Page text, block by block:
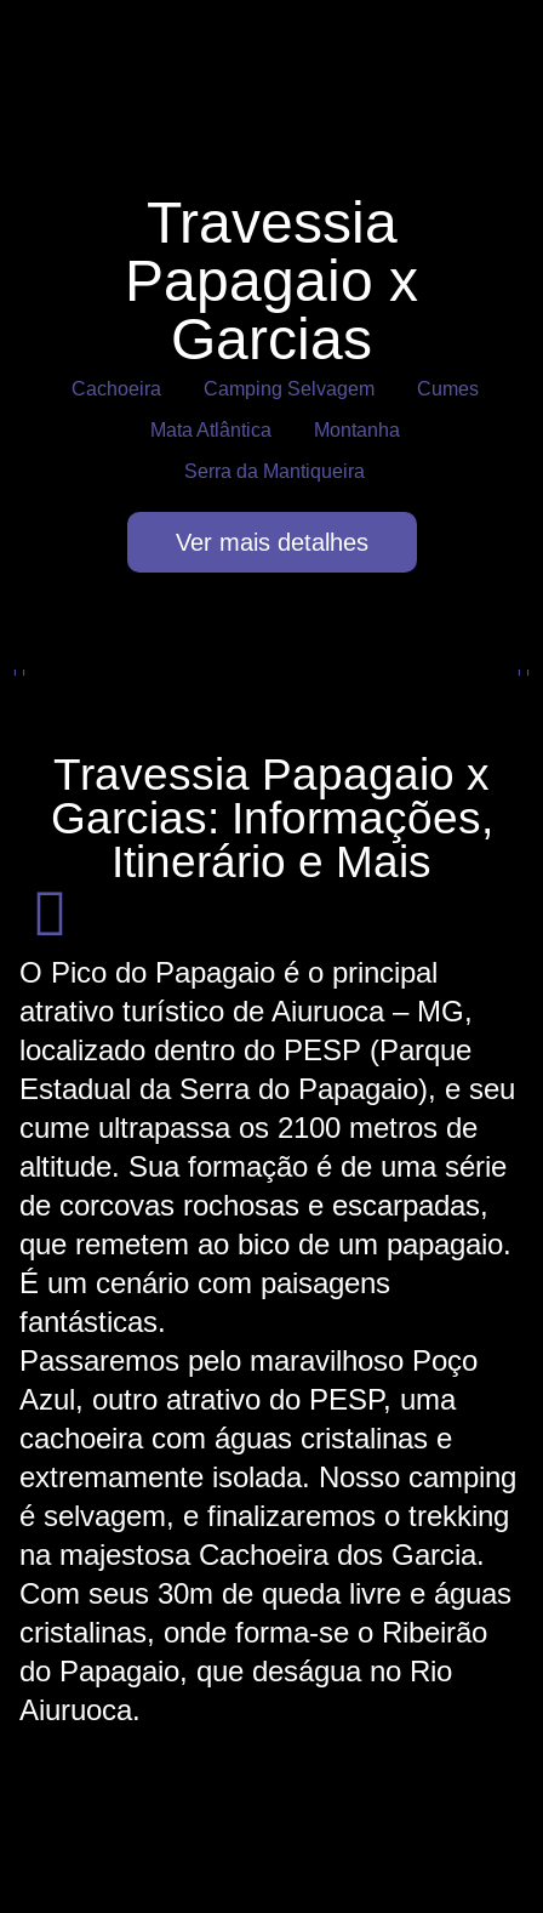
Travessia
Papagaio x
Garcias
Cachoeira Camping Selvagem
Cumes
Mata Atlântica
Montanha
Serra da Mantiqueira
Ver mais detalhes
Travessia Papagaio x
Garcias: Informações,
Itinerário e Mais
O Pico do Papagaio é o principal
atrativo turístico de Aiuruoca – MG,
localizado dentro do PESP (Parque
Estadual da Serra do Papagaio), e seu
cume ultrapassa os 2100 metros de
altitude. Sua formação é de uma série
de corcovas rochosas e escarpadas,
que remetem ao bico de um papagaio.
É um cenário com paisagens
fantásticas.
Passaremos pelo maravilhoso Poço
Azul, outro atrativo do PESP, uma
cachoeira com águas cristalinas e
extremamente isolada. Nosso camping
é selvagem, e finalizaremos o trekking
na majestosa Cachoeira dos Garcia.
Com seus 30m de queda livre e águas
cristalinas, onde forma-se o Ribeirão
do Papagaio, que deságua no Rio
Aiuruoca.